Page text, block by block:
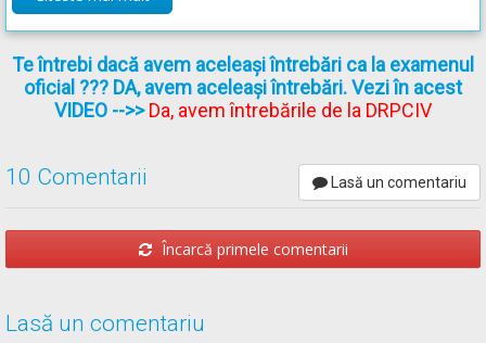
Chestionare auto drpciv categoria C explicate.
Te întrebi dacă avem aceleași întrebări ca la examenul
oficial ??? DA, avem aceleași întrebări. Vezi în acest
VIDEO -->>Da, avem întrebările de la DRPCIV
10 Comentarii Lasă un comentariu
Încarcă primele comentarii
Lasă un comentariu